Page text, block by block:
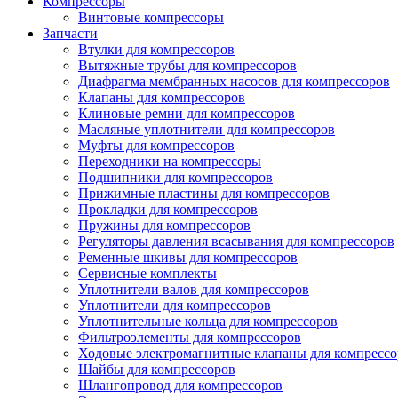
Винтовые компрессоры
Запчасти
Втулки для компрессоров
Вытяжные трубы для компрессоров
Диафрагма мембранных насосов для компрессоров
Клапаны для компрессоров
Клиновые ремни для компрессоров
Масляные уплотнители для компрессоров
Муфты для компрессоров
Переходники на компрессоры
Подшипники для компрессоров
Прижимные пластины для компрессоров
Прокладки для компрессоров
Пружины для компрессоров
Регуляторы давления всасывания для компрессоров
Ременные шкивы для компрессоров
Сервисные комплекты
Уплотнители валов для компрессоров
Уплотнители для компрессоров
Уплотнительные кольца для компрессоров
Фильтроэлементы для компрессоров
Ходовые электромагнитные клапаны для
Шайбы для компрессоров
Шлангопровод для компрессоров